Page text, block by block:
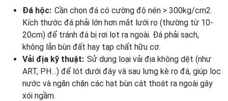
Đá hộc: Cần chọn đá có cường độ nén > 300kg/cm2.
Kích thước đá phải lớn hơn mắt lưới rọ (thường từ 10-
20cm) để tránh đá bị rơi lọt ra ngoài. Đá phải sạch,
không lẫn bùn đất hay tạp chất hữu cơ.
Vải địa kỹ thuật: Sử dụng loại vải địa không dệt (như
ART, PH…) để lót dưới đáy và sau lưng kè rọ đá, giúp lọc
nước và ngăn chặn các hạt bùn cát thoát ra ngoài gây
xói ngầm.